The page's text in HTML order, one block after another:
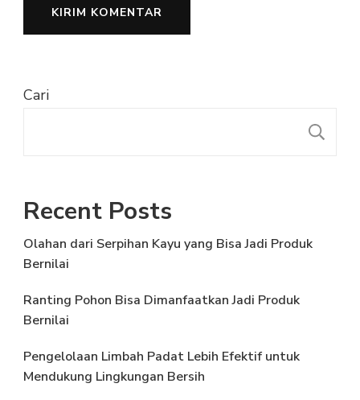
Cari
Recent Posts
Olahan dari Serpihan Kayu yang Bisa Jadi Produk
Bernilai
Ranting Pohon Bisa Dimanfaatkan Jadi Produk
Bernilai
Pengelolaan Limbah Padat Lebih Efektif untuk
Mendukung Lingkungan Bersih